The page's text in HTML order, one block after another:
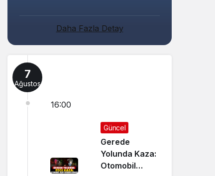
Daha Fazla Detay
7
Ağustos
16:00
Güncel
Gerede
Yolunda Kaza:
Otomobil